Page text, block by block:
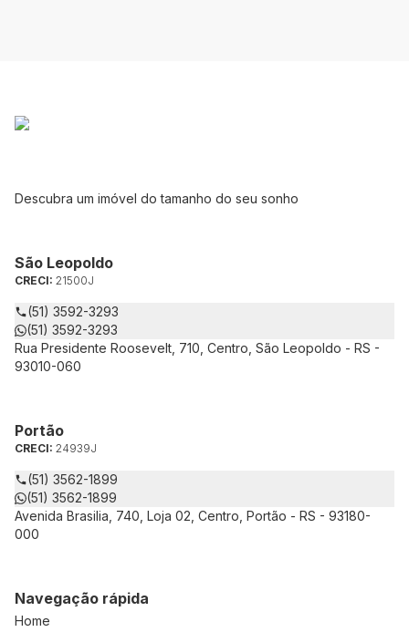
Descubra um imóvel do tamanho do seu sonho
São Leopoldo
CRECI: 21500J
(51) 3592-3293
(51) 3592-3293
Rua Presidente Roosevelt, 710, Centro, São Leopoldo - RS -
93010-060
Portão
CRECI: 24939J
(51) 3562-1899
(51) 3562-1899
Avenida Brasilia, 740, Loja 02, Centro, Portão - RS - 93180-
000
Navegação rápida
Home